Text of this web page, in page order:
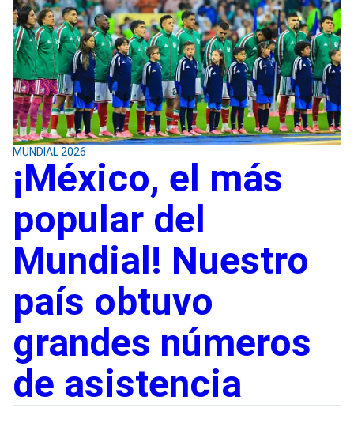
MUNDIAL 2026
¡México, el más
popular del
Mundial! Nuestro
país obtuvo
grandes números
de asistencia